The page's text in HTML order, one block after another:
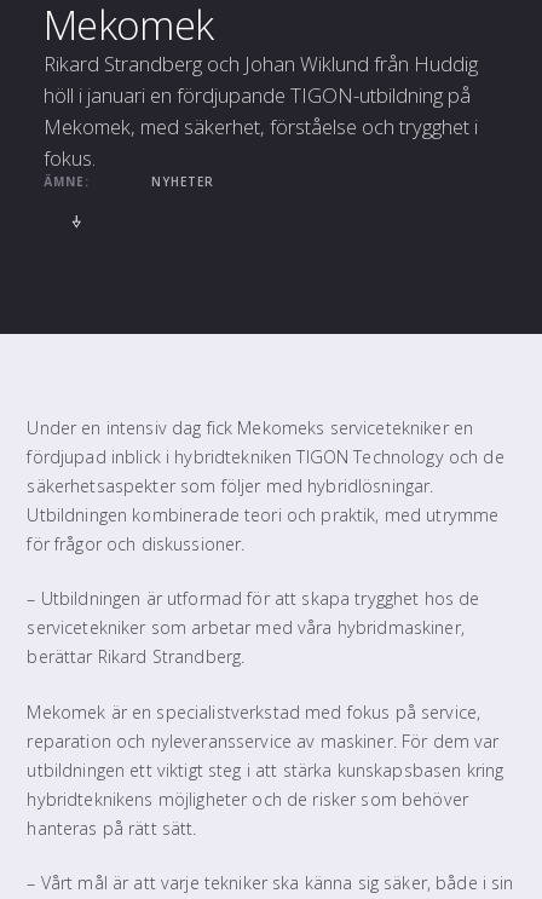
Mekomek
Rikard Strandberg och Johan Wiklund från Huddig
höll i januari en fördjupande TIGON-utbildning på
Mekomek, med säkerhet, förståelse och trygghet i
fokus.
ÄMNE: NYHETER
Under en intensiv dag fick Mekomeks servicetekniker en
fördjupad inblick i hybridtekniken TIGON Technology och de
säkerhetsaspekter som följer med hybridlösningar.
Utbildningen kombinerade teori och praktik, med utrymme
för frågor och diskussioner.
– Utbildningen är utformad för att skapa trygghet hos de
servicetekniker som arbetar med våra hybridmaskiner,
berättar Rikard Strandberg.
Mekomek är en specialistverkstad med fokus på service,
reparation och nyleveransservice av maskiner. För dem var
utbildningen ett viktigt steg i att stärka kunskapsbasen kring
hybridteknikens möjligheter och de risker som behöver
hanteras på rätt sätt.
– Vårt mål är att varje tekniker ska känna sig säker, både i sin